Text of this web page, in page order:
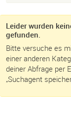
Leider wurden
gefunden.
Bitte versuche es
einer anderen
deiner Abfrage per
„Suchagent